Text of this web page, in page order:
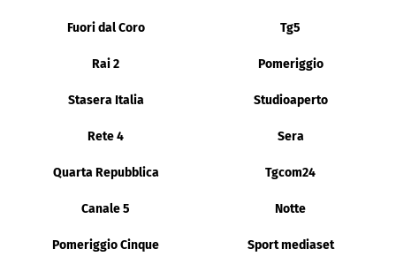
Fuori dal Coro Tg5
Rai 2 Pomeriggio
Stasera Italia Studioaperto
Rete 4 Sera
Quarta Repubblica Tgcom24
Canale 5 Notte
Pomeriggio Cinque Sport mediaset